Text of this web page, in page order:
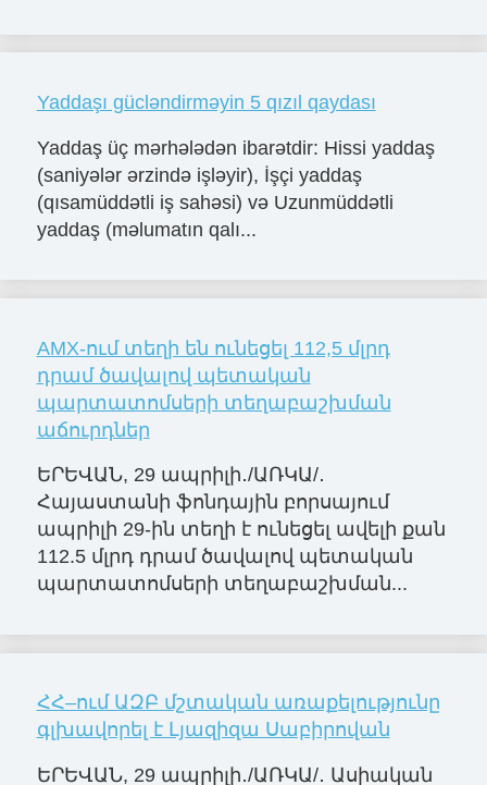
Yaddaşı gücləndirməyin 5 qızıl qaydası
Yaddaş üç mərhələdən ibarətdir: Hissi yaddaş
(saniyələr ərzində işləyir), İşçi yaddaş
(qısamüddətli iş sahəsi) və Uzunmüddətli
yaddaş (məlumatın qalı...
AMX-ում տեղի են ունեցել 112,5 մլրդ
դրամ ծավալով պետական
պարտատոմսերի տեղաբաշխման
աճուրդներ
ԵՐԵՎԱՆ, 29 ապրիլի․/ԱՌԿԱ/․
Հայաստանի ֆոնդային բորսայում
ապրիլի 29-ին տեղի է ունեցել ավելի քան
112.5 մլրդ դրամ ծավալով պետական
պարտատոմսերի տեղաբաշխման...
ՀՀ–ում ԱԶԲ մշտական առաքելությունը
գլխավորել է Լյազիզա Սաբիրովան
ԵՐԵՎԱՆ, 29 ապրիլի․/ԱՌԿԱ/․ Ասիական